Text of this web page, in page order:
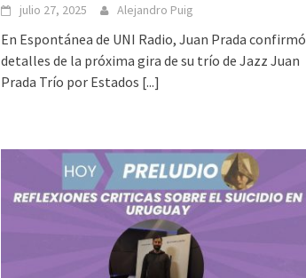
julio 27, 2025 Alejandro Puig
En Espontánea de UNI Radio, Juan Prada confirmó
detalles de la próxima gira de su trío de Jazz Juan
Prada Trío por Estados [...]